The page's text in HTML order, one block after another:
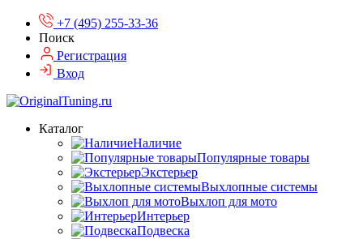
+7 (495) 255-33-36
Поиск
Регистрация
Вход
Каталог
Наличие
Популярные товары
Экстерьер
Выхлопные системы
Выхлоп для мото
Интерьер
Подвеска